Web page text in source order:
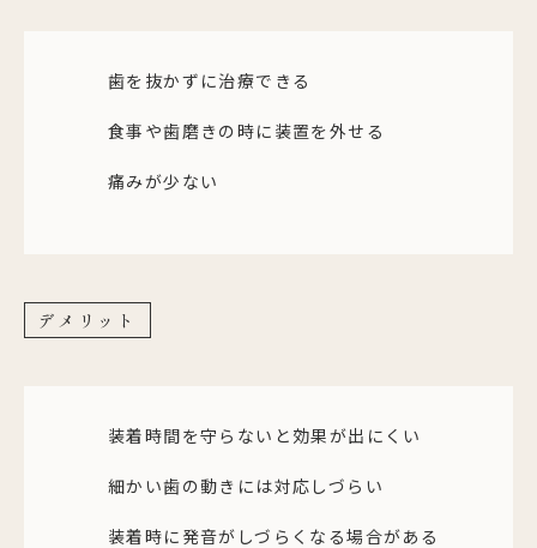
歯を抜かずに治療できる
食事や歯磨きの時に装置を外せる
痛みが少ない
デメリット
装着時間を守らないと効果が出にくい
細かい歯の動きには対応しづらい
装着時に発音がしづらくなる場合がある